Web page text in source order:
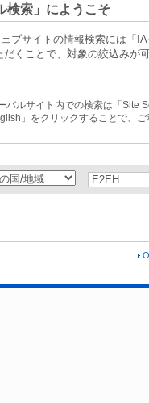
検索」にようこそ
ブサイトの情報検索には「
くことで、対象の絞込みが可
バルサイト内での検索は「Site
」をクリックすることで、ご